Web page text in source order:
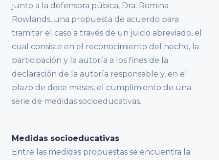
junto a la defensora púbica, Dra. Romina
Rowlands, una propuesta de acuerdo para
tramitar el caso a través de un juicio abreviado, el
cual consiste en el reconocimiento del hecho, la
participación y la autoría a los fines de la
declaración de la autoría responsable y, en el
plazo de doce meses, el cumplimiento de una
serie de medidas socioeducativas.
Medidas socioeducativas
Entre las medidas propuestas se encuentra la